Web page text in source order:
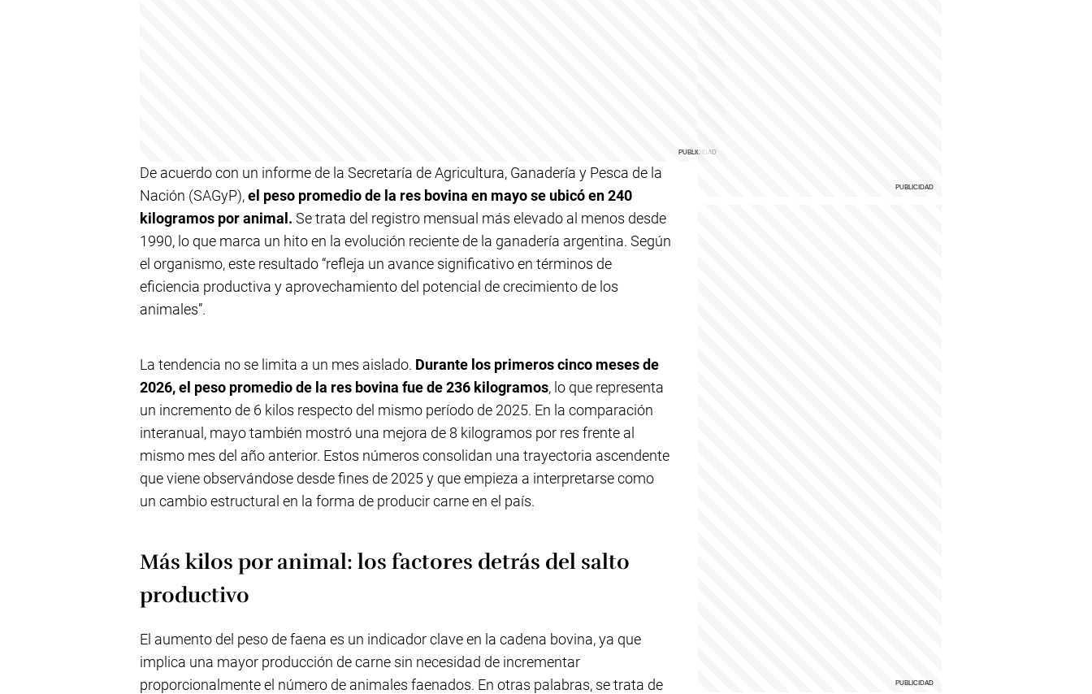
De acuerdo con un informe de la Secretaría de Agricultura, Ganadería y Pesca de la
Nación (SAGyP),el peso promedio de la res bovina en mayo se ubicó en 240
kilogramos por animal. Se trata del registro mensual más elevado al menos desde
1990, lo que marca un hito en la evolución reciente de la ganadería argentina. Según
el organismo, este resultado “refleja un avance significativo en términos de
eficiencia productiva y aprovechamiento del potencial de crecimiento de los
animales”.
La tendencia no se limita a un mes aislado. Durante los primeros cinco meses de
2026, el peso promedio de la res bovina fue de 236 kilogramos, lo que representa
un incremento de 6 kilos respecto del mismo período de 2025. En la comparación
interanual, mayo también mostró una mejora de 8 kilogramos por res frente al
mismo mes del año anterior. Estos números consolidan una trayectoria ascendente
que viene observándose desde fines de 2025 y que empieza a interpretarse como
un cambio estructural en la forma de producir carne en el país.
Más kilos por animal: los factores detrás del salto
productivo
El aumento del peso de faena es un indicador clave en la cadena bovina, ya que
implica una mayor producción de carne sin necesidad de incrementar
proporcionalmente el número de animales faenados. En otras palabras, se trata de